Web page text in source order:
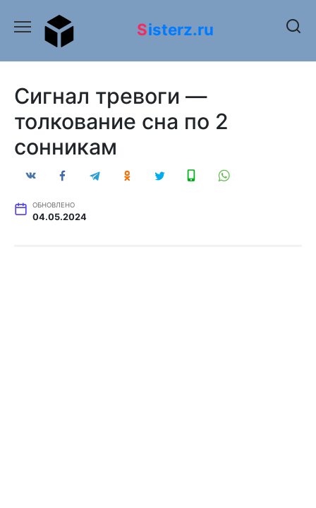
содержанию
Sisterz.ru
Сигнал тревоги —
толкование сна по 2
сонникам
ОБНОВЛЕНО
04.05.2024